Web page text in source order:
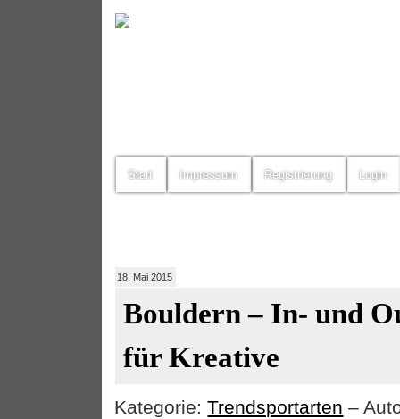
Start Impressum Registrierung Login
18. Mai 2015
Bouldern – In- und
für Kreative
Kategorie:Trendsportarten –